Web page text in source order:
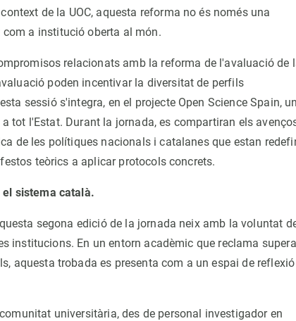
de la UOC, aquesta reforma no és només una
a institució oberta al món.
relacionats amb la reforma de l'avaluació de
poden incentivar la diversitat de perfils
sessió s'integra, en el projecte Open Science Spain,
tot l'Estat. Durant la jornada, es compartiran els
de les polítiques nacionals i catalanes que estan
teòrics a aplicar protocols concrets.
sistema català.
segona edició de la jornada neix amb la voluntat
institucions. En un entorn acadèmic que reclama
aquesta trobada es presenta com a un espai de reflexió
universitària, des de personal investigador en